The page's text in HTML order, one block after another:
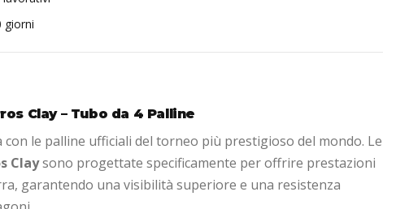
giorni
Clay – Tubo da 4 Palline
le palline ufficiali del torneo più prestigioso del mondo. Le
Claysono progettate specificamente per offrire prestazioni
garantendo una visibilità superiore e una resistenza